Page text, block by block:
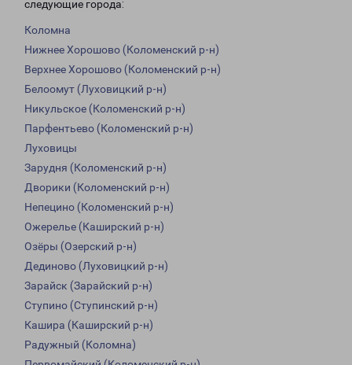
следующие города:
Коломна
Нижнее Хорошово (Коломенский р-н)
Верхнее Хорошово (Коломенский р-н)
Белоомут (Луховицкий р-н)
Никульское (Коломенский р-н)
Парфентьево (Коломенский р-н)
Луховицы
Зарудня (Коломенский р-н)
Дворики (Коломенский р-н)
Непецино (Коломенский р-н)
Ожерелье (Каширский р-н)
Озёры (Озерский р-н)
Дединово (Луховицкий р-н)
Зарайск (Зарайский р-н)
Ступино (Ступинский р-н)
Кашира (Каширский р-н)
Радужный (Коломна)